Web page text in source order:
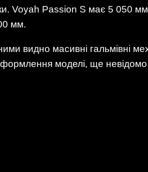
Voyah Passion S має 5 050
мм.
видно масивні гальмівні
моделі, ще